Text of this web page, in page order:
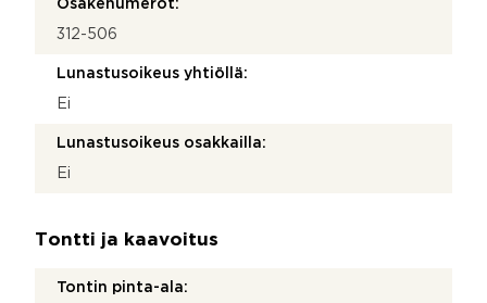
Osakenumerot:
312-506
Lunastusoikeus yhtiöllä:
Ei
Lunastusoikeus osakkailla:
Ei
Tontti ja kaavoitus
Tontin pinta-ala: